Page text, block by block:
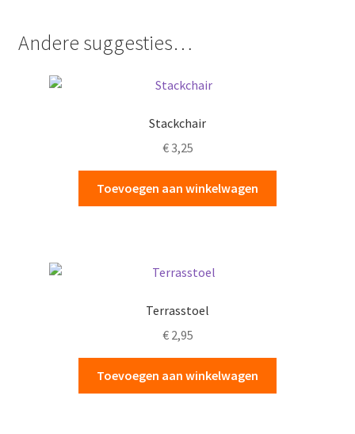
Andere suggesties…
Stackchair
€3,25
Toevoegen aan winkelwagen
Terrasstoel
€2,95
Toevoegen aan winkelwagen